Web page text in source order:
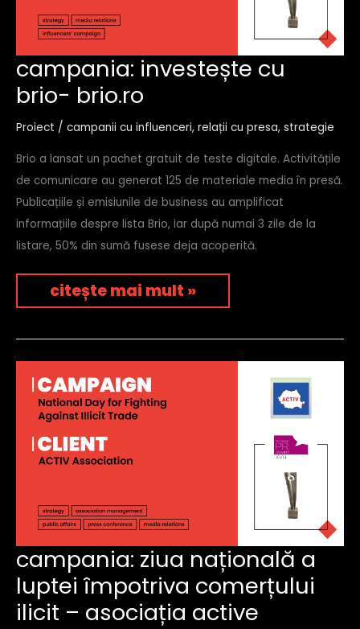
campania: investește cu
brio- brio.ro
Proiect / campanii cu influenceri, relații cu presa, strategie
Brio a lansat un pachet gratuit de teste digitale. Activitățile
de comunicare au generat 125 de materiale media în presă.
Publicațiile și emisiunile de business au amplificat
informațiile despre lista Brio, iar după numai 3 zile de la
listare, 50% din sumă fusese deja acoperită.
campania:
investește
cu
brio-
brio.ro
citește mai mult »
campania: ziua națională a
luptei împotriva comerțului
ilicit – asociația active
campania:
ziua
națională
a
luptei